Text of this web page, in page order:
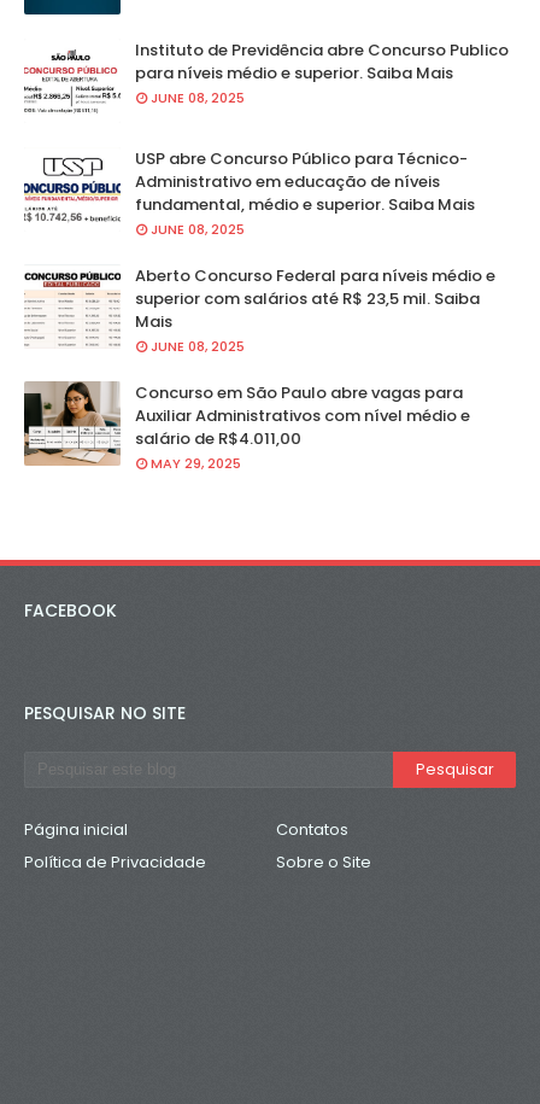
Instituto de Previdência abre Concurso Publico
para níveis médio e superior. Saiba Mais
JUNE 08, 2025
USP abre Concurso Público para Técnico-
Administrativo em educação de níveis
fundamental, médio e superior. Saiba Mais
JUNE 08, 2025
Aberto Concurso Federal para níveis médio e
superior com salários até R$ 23,5 mil. Saiba
Mais
JUNE 08, 2025
Concurso em São Paulo abre vagas para
Auxiliar Administrativos com nível médio e
salário de R$4.011,00
MAY 29, 2025
FACEBOOK
PESQUISAR NO SITE
Página inicial
Contatos
Política de Privacidade
Sobre o Site